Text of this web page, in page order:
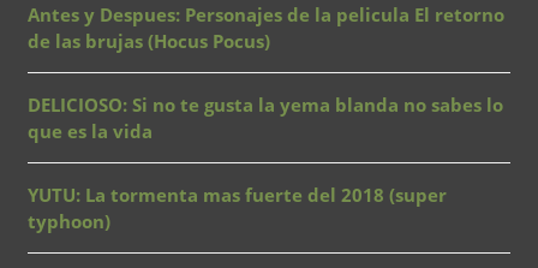
Antes y Despues: Personajes de la pelicula El retorno
de las brujas (Hocus Pocus)
DELICIOSO: Si no te gusta la yema blanda no sabes lo
que es la vida
YUTU: La tormenta mas fuerte del 2018 (super
typhoon)